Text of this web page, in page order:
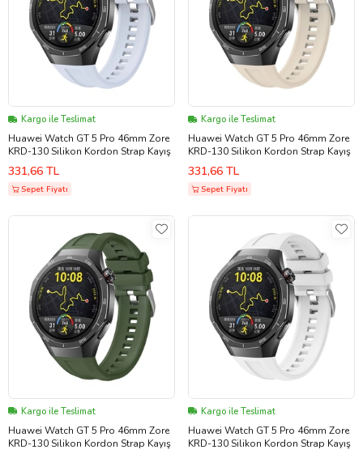
Kargo ile Teslimat
Huawei Watch GT 5 Pro 46mm Zore
KRD-130 Silikon Kordon Strap Kayış
331,66 TL
Sepet Fiyatı
Kargo ile Teslimat
Huawei Watch GT 5 Pro 46mm Zore
KRD-130 Silikon Kordon Strap Kayış
331,66 TL
Sepet Fiyatı
Kargo ile Teslimat
Huawei Watch GT 5 Pro 46mm Zore
KRD-130 Silikon Kordon Strap Kayış
Kargo ile Teslimat
Huawei Watch GT 5 Pro 46mm Zore
KRD-130 Silikon Kordon Strap Kayış